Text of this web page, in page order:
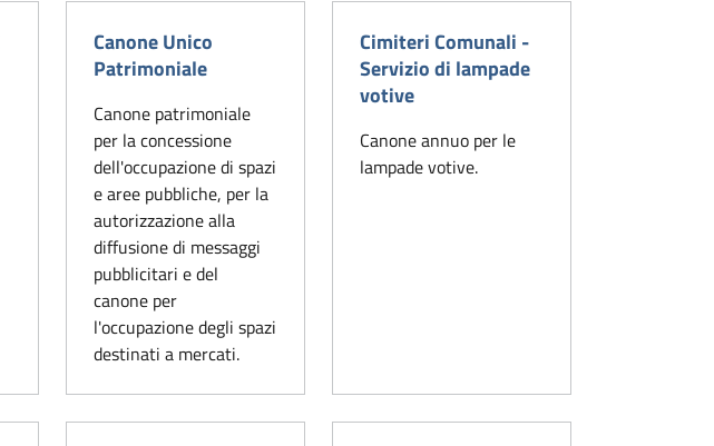
Canone Unico
Patrimoniale
Canone patrimoniale
per la concessione
dell'occupazione di spazi
e aree pubbliche, per la
autorizzazione alla
diffusione di messaggi
pubblicitari e del
canone per
l'occupazione degli spazi
destinati a mercati.
Cimiteri Comunali -
Servizio di lampade
votive
Canone annuo per le
lampade votive.